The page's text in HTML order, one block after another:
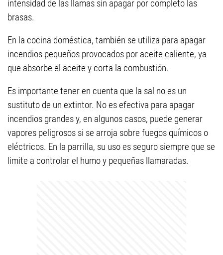
intensidad de las llamas sin apagar por completo las
brasas.
En la cocina doméstica, también se utiliza para apagar
incendios pequeños provocados por aceite caliente, ya
que absorbe el aceite y corta la combustión.
Es importante tener en cuenta que la sal no es un
sustituto de un extintor. No es efectiva para apagar
incendios grandes y, en algunos casos, puede generar
vapores peligrosos si se arroja sobre fuegos químicos o
eléctricos. En la parrilla, su uso es seguro siempre que se
limite a controlar el humo y pequeñas llamaradas.